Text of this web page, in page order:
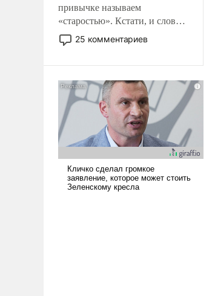
привычке называем
«старостью». Кстати, и слово-
то это уже стараются не
использовать – так же, как
что оно уже несет негативные
коннотации.
25 комментариев